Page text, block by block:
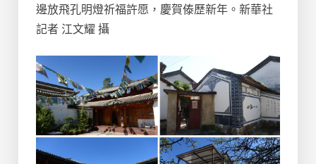
邊放飛孔明燈祈福許愿，慶賀傣歷新年。新華社
記者 江文耀 攝